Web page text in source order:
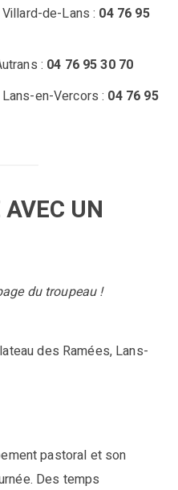
de-Lans : 04 76 95
: 04 76 95 30 70
en-Vercors : 04 76 95
UN
du troupeau !
des Ramées, Lans-
pastoral et son
Des temps